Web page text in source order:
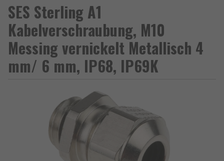
SES Sterling A1
Kabelverschraubung, M10
Messing vernickelt Metallisch 4
mm/ 6 mm, IP68, IP69K